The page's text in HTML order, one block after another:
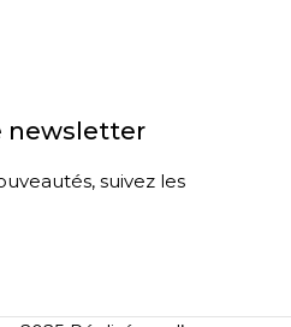
newsletter
suivez les